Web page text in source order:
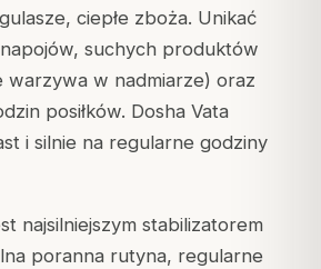
ciepłe zboża. Unikać
suchych produktów
warzywa w nadmiarze) oraz
posiłków. Dosha Vata
i silnie na regularne godziny
najsilniejszym stabilizatorem
poranna rutyna, regularne